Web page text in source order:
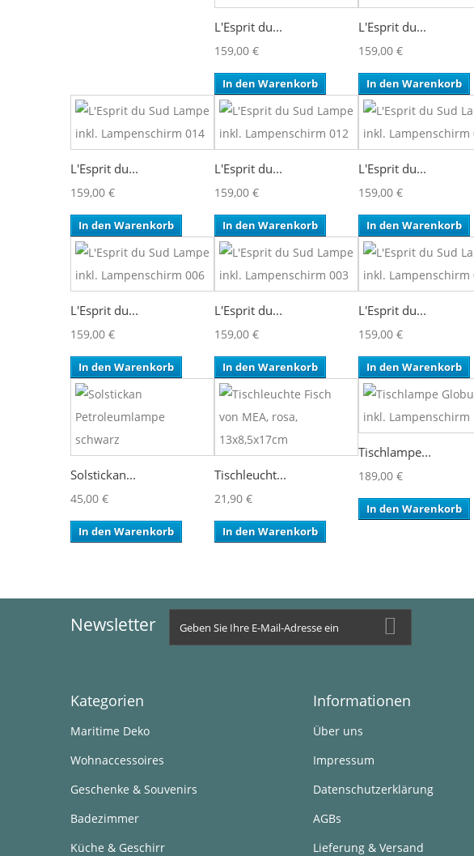
L'Esprit du...
159,00 €
In den Warenkorb
L'Esprit du...
159,00 €
In den Warenkorb
L'Esprit du...
159,00 €
In den Warenkorb
L'Esprit du...
159,00 €
In den Warenkorb
L'Esprit du...
159,00 €
In den Warenkorb
L'Esprit du...
159,00 €
In den Warenkorb
L'Esprit du...
159,00 €
In den Warenkorb
L'Esprit du...
159,00 €
In den Warenkorb
Solstickan...
45,00 €
In den Warenkorb
Tischleucht...
21,90 €
In den Warenkorb
Tischlampe...
189,00 €
In den Warenkorb
Newsletter
Kategorien
Maritime Deko
Wohnaccessoires
Geschenke & Souvenirs
Badezimmer
Küche & Geschirr
Informationen
Über uns
Impressum
Datenschutzerklärung
AGBs
Lieferung & Versand